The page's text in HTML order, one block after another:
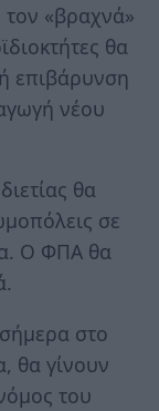
τον «βραχνά»
θα
επιβάρυνση
νέου
θα
σε
Ο ΦΠΑ θα
στο
θα γίνουν
του